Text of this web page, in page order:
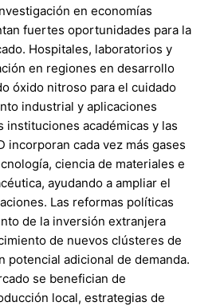
en economías
fuertes oportunidades para la
Hospitales, laboratorios y
en regiones en desarrollo
óxido nitroso para el cuidado
industrial y aplicaciones
instituciones académicas y las
incorporan cada vez más gases
ciencia de materiales e
ayudando a ampliar el
Las reformas políticas
de la inversión extranjera
de nuevos clústeres de
potencial adicional de demanda.
se benefician de
local, estrategias de